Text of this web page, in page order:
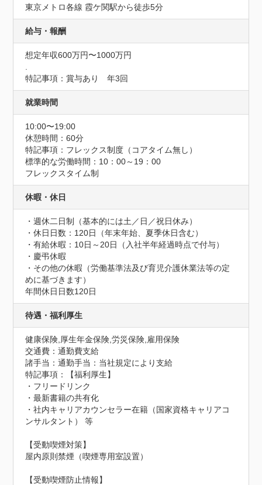
東京メトロ各線 霞ケ関駅から徒歩5分
給与・報酬
想定年収600万円〜1000万円
特記事項：賞与あり　年3回
就業時間
10:00〜19:00
休憩時間：60分
特記事項：フレックス制度（コアタイム無し）
標準的な労働時間：10：00～19：00
フレックスタイム制
休暇・休日
・週休二日制（基本的には土／日／祝日休み）
・休日日数：120日（年末年始、夏季休日含む）
・有給休暇：10日～20日（入社半年経過時点で付与）
・慶弔休暇
・その他の休暇（労働基準法及び育児介護休業法等の定
めに基づきます）
年間休日日数120日
待遇・福利厚生
健康保険,厚生年金保険,労災保険,雇用保険
交通費：通勤費支給
諸手当：通勤手当：当社規定により支給
特記事項：【福利厚生】
・フリードリンク
・最新書籍の共有化
・社内キャリアカウンセラー在籍（国家資格キャリアコ
ンサルタント） 等
【受動喫煙対策】
屋内原則禁煙（喫煙専用室設置）
【受動喫煙防止情報】